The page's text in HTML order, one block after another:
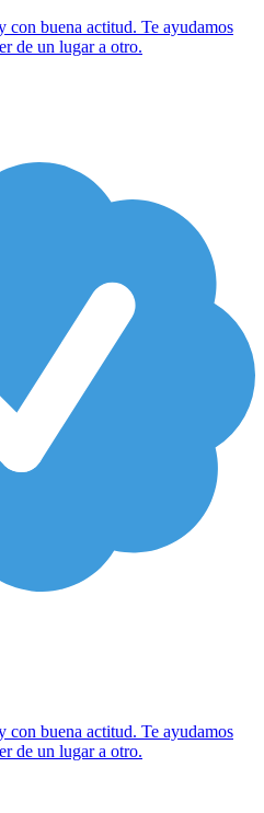
con buena actitud. Te ayudamos
de un lugar a otro.
con buena actitud. Te ayudamos
de un lugar a otro.